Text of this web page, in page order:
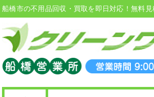
船橋市の不用品回収・買取を即日対応！無料